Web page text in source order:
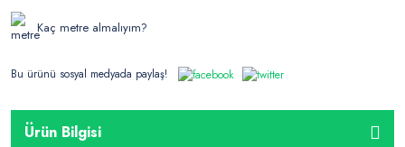
Kaç metre almalıyım?
Bu ürünü sosyal medyada paylaş!
Ürün Bilgisi